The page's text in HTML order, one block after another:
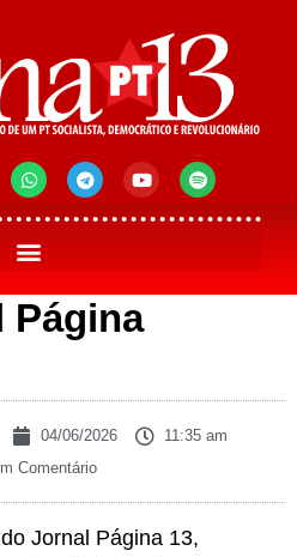
Página
04/06/2026
11:35 am
Comentário
Jornal Página 13,